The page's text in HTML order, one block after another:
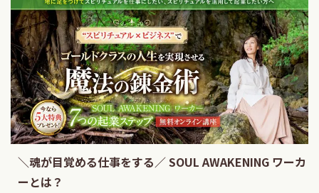
＼魂が目覚める仕事をする／ SOUL AWAKENING ワーカ
ーとは？